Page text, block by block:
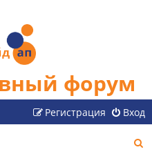
форум
Вход
Регистрация